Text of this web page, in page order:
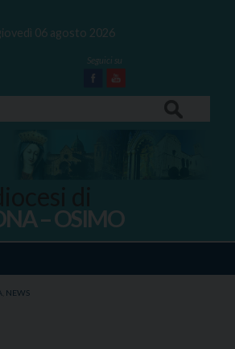
06 agosto 2026
Facebook
Youtube
Osimo
– OSIMO
NEWS